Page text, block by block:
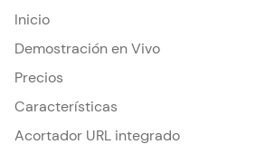
Inicio
Demostración en Vivo
Precios
Características
Acortador URL integrado